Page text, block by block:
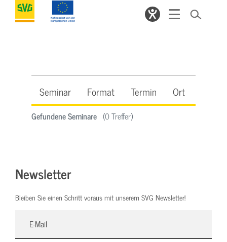
Gefundene Seminare (0 Treffer)
Seminar Format Termin Ort
Newsletter
Bleiben Sie einen Schritt voraus mit unserem SVG Newsletter!